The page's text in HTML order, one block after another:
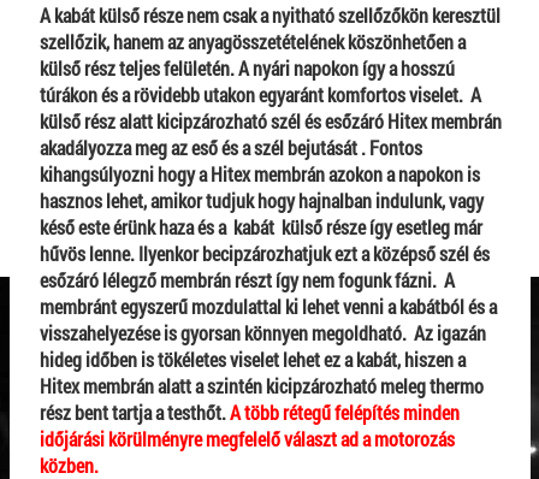
A kabát külső része nem csak a nyitható szellőzőkön keresztül
szellőzik, hanem az anyagösszetételének köszönhetően a
külső rész teljes felületén. A nyári napokon így a hosszú
túrákon és a rövidebb utakon egyaránt komfortos viselet. A
külső rész alatt kicipzározható szél és esőzáró Hitex membrán
akadályozza meg az eső és a szél bejutását . Fontos
kihangsúlyozni hogy a Hitex membrán azokon a napokon is
hasznos lehet, amikor tudjuk hogy hajnalban indulunk, vagy
késő este érünk haza és a kabát külső része így esetleg már
hűvös lenne. Ilyenkor becipzározhatjuk ezt a középső szél és
esőzáró lélegző membrán részt így nem fogunk fázni. A
membránt egyszerű mozdulattal ki lehet venni a kabátból és a
visszahelyezése is gyorsan könnyen megoldható. Az igazán
hideg időben is tökéletes viselet lehet ez a kabát, hiszen a
Hitex membrán alatt a szintén kicipzározható meleg thermo
rész bent tartja a testhőt.A több rétegű felépítés minden
időjárási körülményre megfelelő választ ad a motorozás
közben.